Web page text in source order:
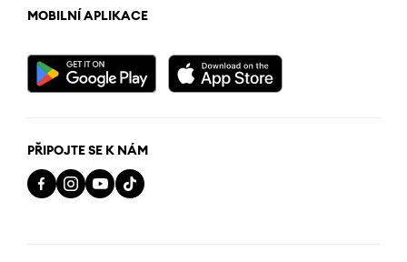
MOBILNÍ APLIKACE
PŘIPOJTE SE K NÁM